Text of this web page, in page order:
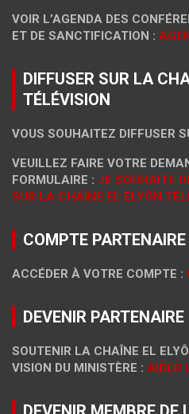
VOIR L’AGENDA DES
ET DE SANCTIFICATION :
DIFFUSER SUR LA
TÉLÉVISION
VOUS SOUHAITEZ DIFFUSER
VEUILLEZ FAIRE VOTRE
FORMULAIRE : JE SOUHAITE
SUR LA CHAÎNE EL ELYÔN
COMPTE PARTENAIRE
ACCÉDER À VOTRE COMPTE :
DEVENIR PARTENAIRE
SOUTENIR LA CHAÎNE EL
VISION DU MINISTÈRE : AIDER